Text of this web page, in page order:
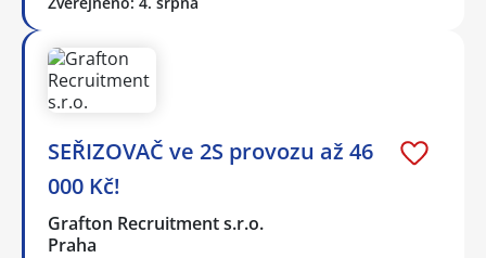
SEŘIZOVAČ ve 2S provozu až 46
000 Kč!
Grafton Recruitment s.r.o.
Praha